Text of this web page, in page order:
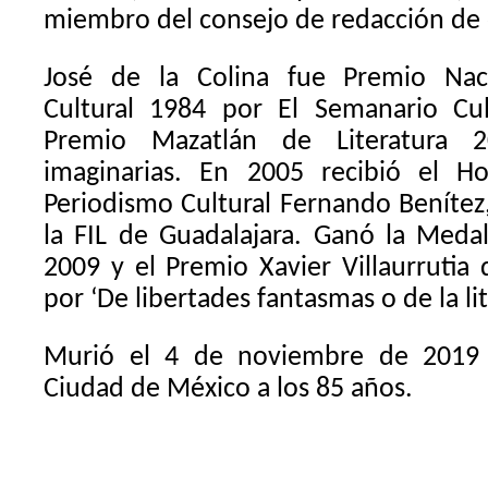
miembro del consejo de redacción de
José de la Colina fue Premio
Cultural 1984 por El Semanario
Premio Mazatlán de Literatura
imaginarias. En 2005 recibió el
Periodismo Cultural Fernando
la FIL de Guadalajara. Ganó la
2009 y el Premio Xavier Villaurrutia
por ‘De libertades fantasmas o de la
Murió el 4 de noviembre de
Ciudad de México a los 85 años.